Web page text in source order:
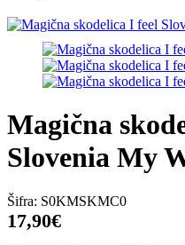
Magična
Slovenia My
Šifra: S0KMSKMC0
17,90€